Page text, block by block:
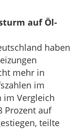
auf Öl-
haben
mehr in
im
im Vergleich
Prozent auf
teilte